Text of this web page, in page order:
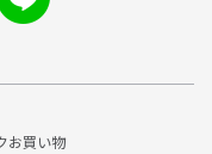
お買い物